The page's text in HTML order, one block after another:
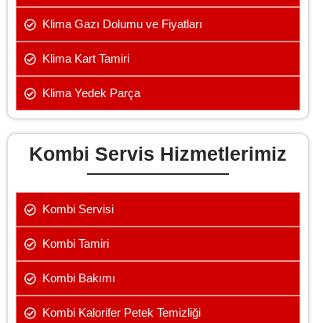
Klima Gazı Dolumu ve Fiyatları
Klima Kart Tamiri
Klima Yedek Parça
Kombi Servis Hizmetlerimiz
Kombi Servisi
Kombi Tamiri
Kombi Bakımı
Kombi Kalorifer Petek Temizliği